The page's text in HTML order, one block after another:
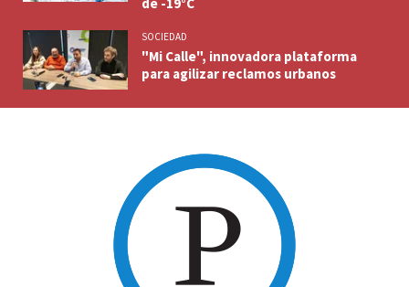
SOCIEDAD
"Mi Calle", innovadora plataforma
para agilizar reclamos urbanos